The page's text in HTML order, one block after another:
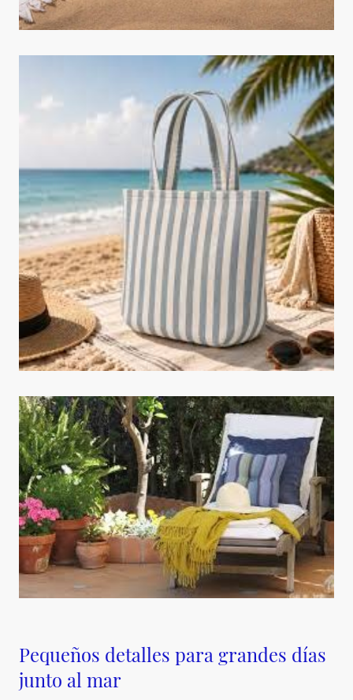
Pequeños detalles para grandes días
junto al mar